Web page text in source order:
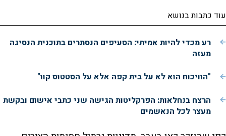
עוד כתבות בנושא
רע מכדי להיות אמיתי: הסעיפים הנסתרים בתוכנית הנסיגה
מעזה
"הוויכוח הוא לא על בית קפה אלא על הסטטוס קוו"
הרצח בנחלאות: הפרקליטות הגישה שני כתבי אישום ובקשת
מעצר לכל הנאשמים